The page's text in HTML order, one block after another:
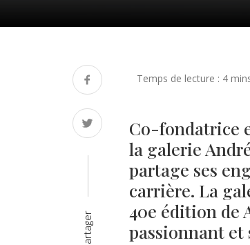
Partager
Co-fondatrice
la galerie
partage ses
carrière. La
40e édition de
passionnant et